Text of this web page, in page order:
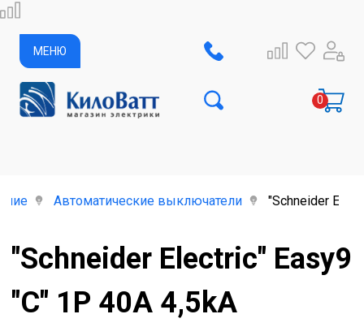
МЕНЮ
Автоматические выключатели "Schneider
"Schneider Electric" Easy9
"C" 1P 40A 4,5kA